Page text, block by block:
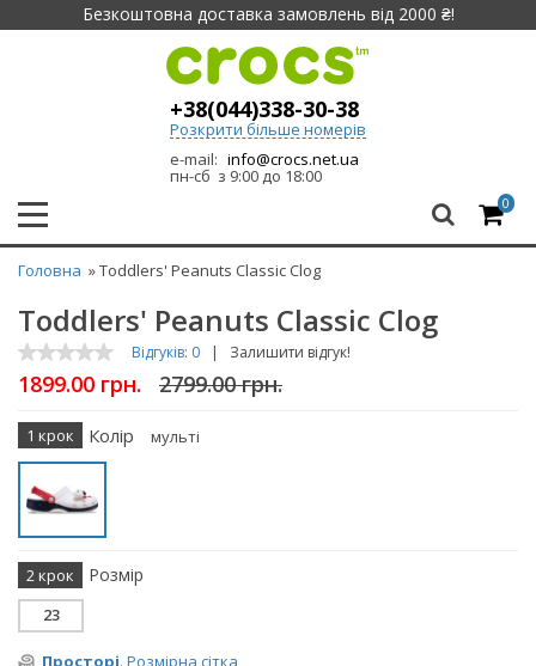
Безкоштовна доставка замовлень від 2000 ₴!
+38(044)338-30-38
Розкрити більше номерів
e-mail: info@crocs.net.ua
пн-сб з 9:00 до 18:00
0
Головна » Toddlers' Peanuts Classic Clog
Toddlers' Peanuts Classic Clog
Відгуків: 0 | Залишити відгук!
1899.00 грн. 2799.00 грн.
1 крок Колір мульті
2 крок Розмір
23
Просторі. Розмірна сітка